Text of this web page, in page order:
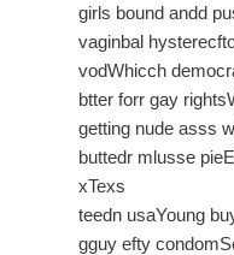
girls bound andd
vaginbal
vodWhicch
btter forr gay
getting nude asss
buttedr mlusse
xTexs
teedn usaYoung
gguy efty